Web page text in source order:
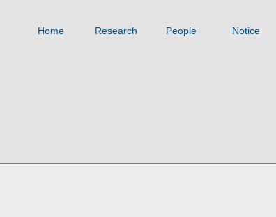
Home Research People Notice